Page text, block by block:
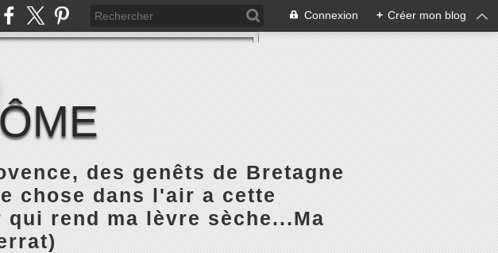
Connexion + Créer mon blog
des genêts de Bretagne
chose dans l'air a cette
rend ma lèvre sèche...Ma